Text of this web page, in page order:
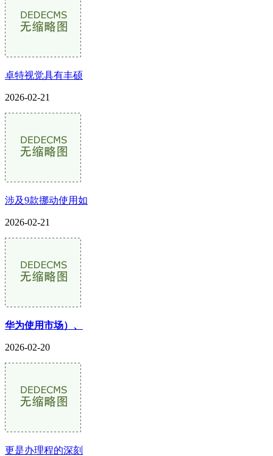
卓特视觉具有丰硕
2026-02-21
涉及9款挪动使用如
2026-02-21
华为使用市场）、
2026-02-20
更是办理程的深刻